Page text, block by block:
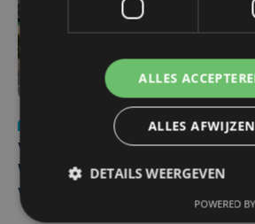
wo 5 augustus | 11:57
Vier Oostendse gynaecologen
West, dat ook een nieuwe voltijdse
verwelkomt
ALLES
ALLES AFWIJZEN
DETAILS WEERGEVEN
POWERED